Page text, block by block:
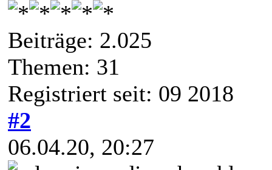
Beiträge: 2.025
Themen: 31
Registriert seit: 09 2018
#2
06.04.20, 20:27